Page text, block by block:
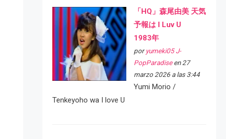
「HQ」森尾由美 天気
予報は I Luv U
1983年
por yumeki05 J-
PopParadiseen 27
marzo 2026 a las 3:44
Yumi Morio /
Tenkeyoho wa I love U